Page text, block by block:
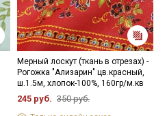
Мерный лоскут (ткань в отрезах) -
Рогожка "Ализарин" цв.красный,
ш.1.5м, хлопок-100%, 160гр/м.кв
245 руб. 350 руб.